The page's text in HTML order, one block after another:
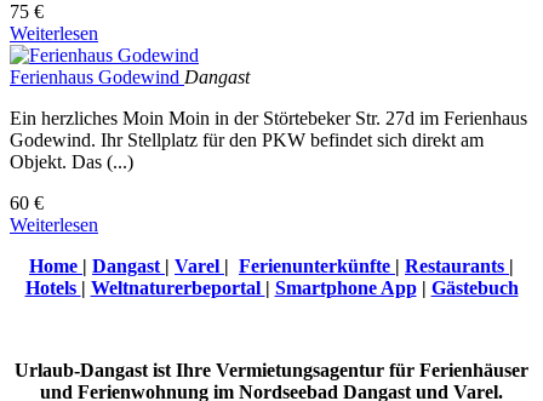
75 €
Weiterlesen
Ferienhaus Godewind Dangast
Ein herzliches Moin Moin in der Störtebeker Str. 27d im Ferienhaus
Godewind. Ihr Stellplatz für den PKW befindet sich direkt am
Objekt. Das (...)
60 €
Weiterlesen
Home | Dangast | Varel | Ferienunterkünfte | Restaurants |
Hotels | Weltnaturerbeportal | Smartphone App| Gästebuch
Urlaub-Dangast ist Ihre Vermietungsagentur für Ferienhäuser
und Ferienwohnung im Nordseebad Dangast und Varel.